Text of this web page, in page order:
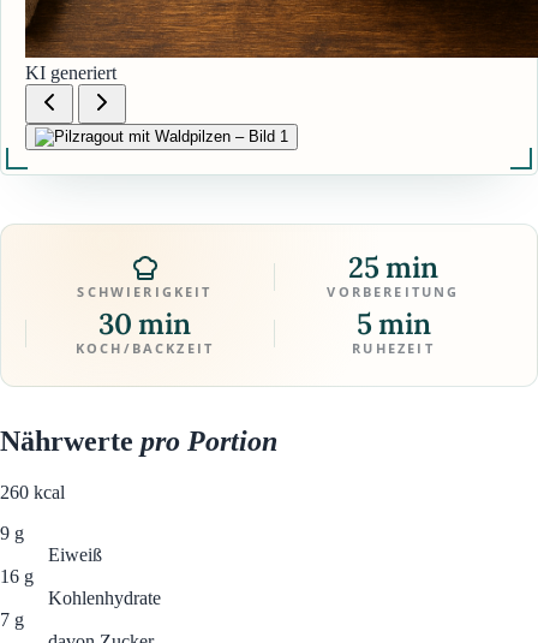
KI generiert
SCHWIERIGKEIT
25 min
VORBEREITUNG
30 min
KOCH/BACKZEIT
5 min
RUHEZEIT
Nährwerte pro Portion
260 kcal
9 g
Eiweiß
16 g
Kohlenhydrate
7 g